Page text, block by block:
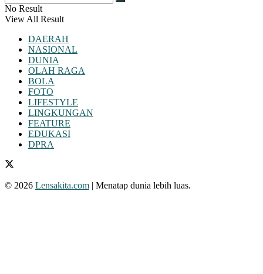
No Result
View All Result
DAERAH
NASIONAL
DUNIA
OLAH RAGA
BOLA
FOTO
LIFESTYLE
LINGKUNGAN
FEATURE
EDUKASI
DPRA
© 2026 Lensakita.com | Menatap dunia lebih luas.